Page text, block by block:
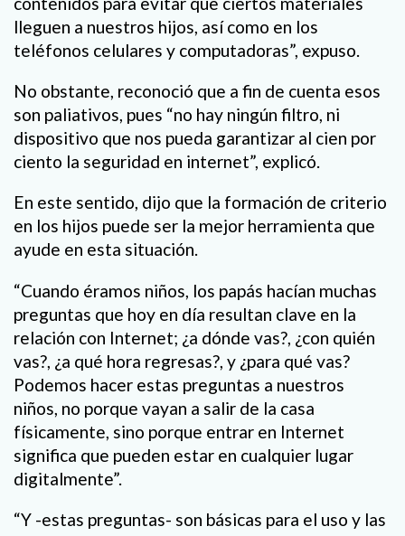
lleguen a nuestros hijos, así como en los
teléfonos celulares y computadoras”, expuso.
No obstante, reconoció que a fin de cuenta esos
son paliativos, pues “no hay ningún filtro, ni
dispositivo que nos pueda garantizar al cien por
ciento la seguridad en internet”, explicó.
En este sentido, dijo que la formación de criterio
en los hijos puede ser la mejor herramienta que
ayude en esta situación.
“Cuando éramos niños, los papás hacían muchas
preguntas que hoy en día resultan clave en la
relación con Internet; ¿a dónde vas?, ¿con quién
vas?, ¿a qué hora regresas?, y ¿para qué vas?
Podemos hacer estas preguntas a nuestros
niños, no porque vayan a salir de la casa
físicamente, sino porque entrar en Internet
significa que pueden estar en cualquier lugar
digitalmente”.
“Y -estas preguntas- son básicas para el uso y las